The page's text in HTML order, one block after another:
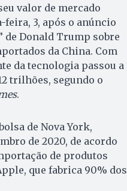
valor de mercado
feira, 3, após o anúncio
de Donald Trump sobre
da China. Com
da tecnologia passou a
trilhões, segundo o
.
de Nova York,
de 2020, de acordo
de produtos
que fabrica 90% dos